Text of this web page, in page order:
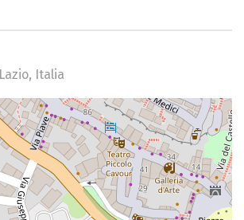
Italia
My Location